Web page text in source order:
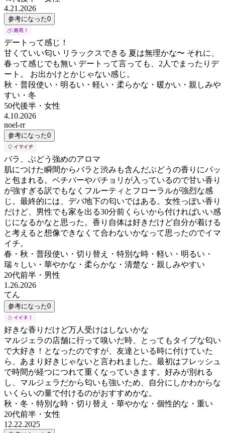
4.21.2026
参考になった0
デートって感じ！
甘くていい匂い リラックスできる 夏は無理かな〜 それに、
春って感じでも無い デートって言っても、2人でまったりデ
ート。 お出かけとかじゃない感じ。
秋・普段使い・明るい・軽い・柔らかな・暖かい・親しみや
すい・冬
50代後半 ・ 女性
4.10.2026
noel-rr
参考になった0
バラ、ぶどう強めのアロマ
肌につけた瞬間からバラと渋みも含んだぶどうの香りにパッ
と包まれる。ベチバーやパチョリが入っているので甘い香り
が強すぎる訳でもなくフルーティとフローラルが強烈な感
じ。最終的には、デパ地下の匂いではある。女性っぽい香り
だけど、男性でも家を出る30分前くらいから付ければいい感
じになるかなと思った。香り自体は好きだけど自分が着ける
と考えると想像できなくて合わないかなって思ったのでイマ
イチ。
春・秋・普段使い・切り替え・特別な時・軽い・明るい・
瑞々しい・華やかな・柔らかな・清楚な・親しみやすい
20代前半 ・ 男性
1.26.2026
てん
参考になった0
好きな香りだけど万人受けはしないかな
マルジェラの店舗に行って嗅いだ時、とってもタイプな匂い
で大好き！となったのですが、友達といる時に付けていた
ら、あまり好きじゃないと言われました。最初はフレッシュ
で時間が経つにつれて重くなっていきます。好みが別れる
し、マルジェラだから匂いも強いため、自分にしかわからな
いくらいの量で付けるのがおすすめかな。
秋・冬・特別な時・切り替え・華やかな・個性的な・重い
20代前半 ・ 女性
12.22.2025